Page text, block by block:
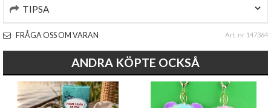
TIPSA
FRÅGA OSS OM VARAN Art. nr 147364
ANDRA KÖPTE OCKSÅ